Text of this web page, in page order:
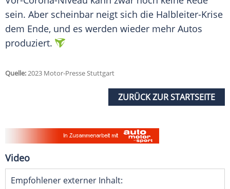
sein. Aber scheinbar neigt sich die Halbleiter-Krise
dem Ende, und es werden wieder mehr Autos
produziert.
Quelle:2023 Motor-Presse Stuttgart
ZURÜCK ZUR STARTSEITE
Video
Empfohlener externer Inhalt: